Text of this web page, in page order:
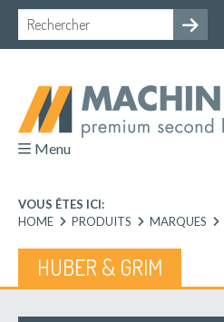
Menu
VOUS ÊTES ICI:
HOME
PRODUITS MARQUES
HUBER & GRIM